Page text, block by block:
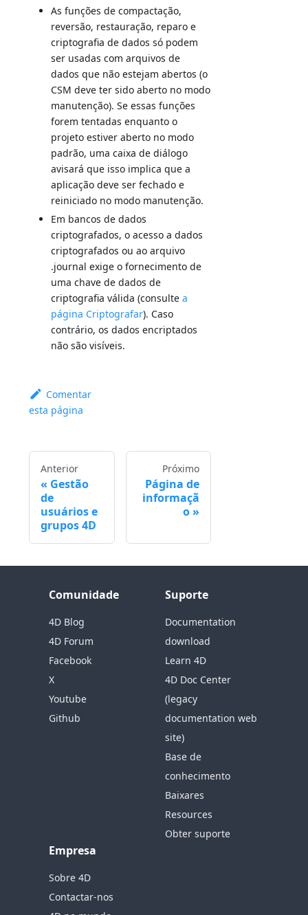
As funções de compactação,
reversão, restauração, reparo e
criptografia de dados só podem
ser usadas com arquivos de
dados que não estejam abertos (o
CSM deve ter sido aberto no modo
manutenção). Se essas funções
forem tentadas enquanto o
projeto estiver aberto no modo
padrão, uma caixa de diálogo
avisará que isso implica que a
aplicação deve ser fechado e
reiniciado no modo manutenção.
Em bancos de dados
criptografados, o acesso a dados
criptografados ou ao arquivo
.journal exige o fornecimento de
uma chave de dados de
criptografia válida (consultea
página Criptografar). Caso
contrário, os dados encriptados
não são visíveis.
Comentar
esta página
Anterior
Gestão
de
usuários e
grupos 4D
Próximo
Página de
informaçã
o
Comunidade
4D Blog
4D Forum
Facebook
X
Youtube
Github
Suporte
Documentation
download
Learn 4D
4D Doc Center
(legacy
documentation web
site)
Base de
conhecimento
Baixares
Resources
Obter suporte
Empresa
Sobre 4D
Contactar-nos